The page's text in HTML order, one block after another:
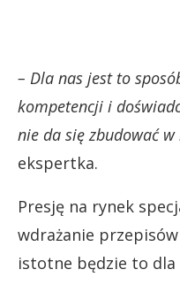
– Dla nas jest to
kompetencji i
nie da się zbudować
ekspertka.
Presję na rynek
wdrażanie
istotne będzie to